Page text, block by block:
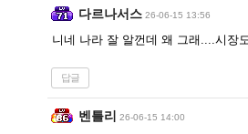
다르나서스 26-06-15 13:56
니네 나라 잘 알껀데 왜 그래....시장
답글
벤틀리 26-06-15 14:00